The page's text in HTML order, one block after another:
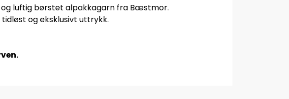
og luftig børstet alpakkagarn fra Bæstmor.
og eksklusivt uttrykk.